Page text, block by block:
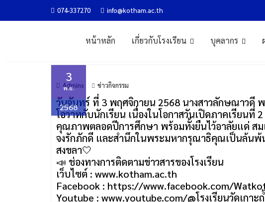
074-337270 info@kotham.ac.th
หน้าหลัก เกี่ยวกับโรงเรียน บุคลากร
วันเปิดภาคเรียนที่ 2 ปีการศึกษา
ข่าวกิจกรรม วันเปิดภาคเรียนที่ 2 ปีการศึกษา 2568
3
พ.ย.
2568
Admins ข่าวกิจกรรม
วันจันทร์ ที่ 3 พฤศจิกายน 2568 นางสาวลักษณาวดี
โอวาทกับนักเรียน เนื่องในโอกาสวันเปิดภาคเรียนที่
คุณภาพตลอดปีการศึกษา พร้อมทั้งยืนไว้อาลัยแด่ ส
จงรักภักดี และสำนึกในพระมหากรุณาธิคุณเป็นล้นพ้น
สงขลา🤍
📣 ช่องทางการติดตามข่าวสารของโรงเรียน
เว็บไซต์ : www.kotham.ac.th
Facebook : https://www.facebook.com/
Youtube : www.youtube.com/@โรงเรียนวัดเกาะ